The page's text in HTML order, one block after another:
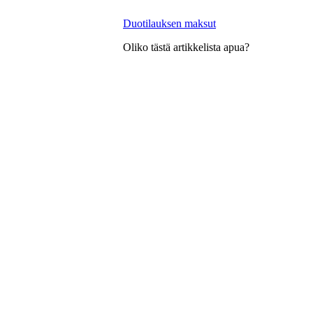
Duotilauksen maksut
Oliko tästä artikkelista apua?